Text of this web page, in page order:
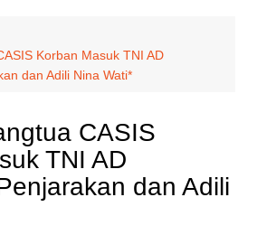
Korban Masuk TNI AD
dan Adili Nina Wati*
CASIS
TNI AD
dan Adili